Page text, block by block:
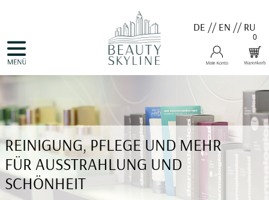
DE //EN //RU
0
NAVIGATION
VALMONT
MENARD
MEDER
COSNOBELL
PROBIO DERM・INFO
BELLEFONTAINE
DERMALOGICA
EVA GARDEN
APHRO CELINA
ANGEBOTE
REINIGUNG, PFLEGE UND MEHR
FÜR AUSSTRAHLUNG UND
SCHÖNHEIT